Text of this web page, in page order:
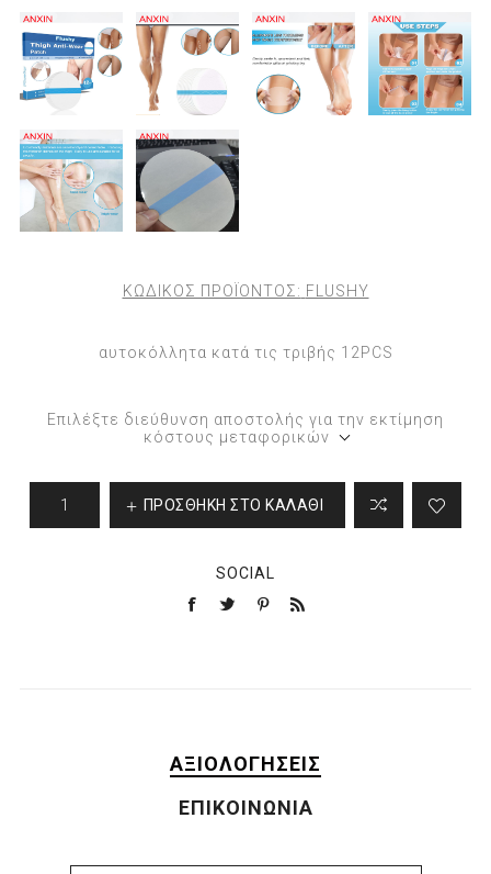
ΚΩΔΙΚΟΣ ΠΡΟΪΟΝΤΟΣ: FLUSHY
αυτοκόλλητα κατά τις τριβής 12PCS
Επιλέξτε διεύθυνση αποστολής για την εκτίμηση
κόστους μεταφορικών
ΠΡΟΣΘΉΚΗ ΣΤΟ ΚΑΛΆΘΙ
SOCIAL
ΑΞΙΟΛΟΓΉΣΕΙΣ
ΕΠΙΚΟΙΝΩΝΊΑ